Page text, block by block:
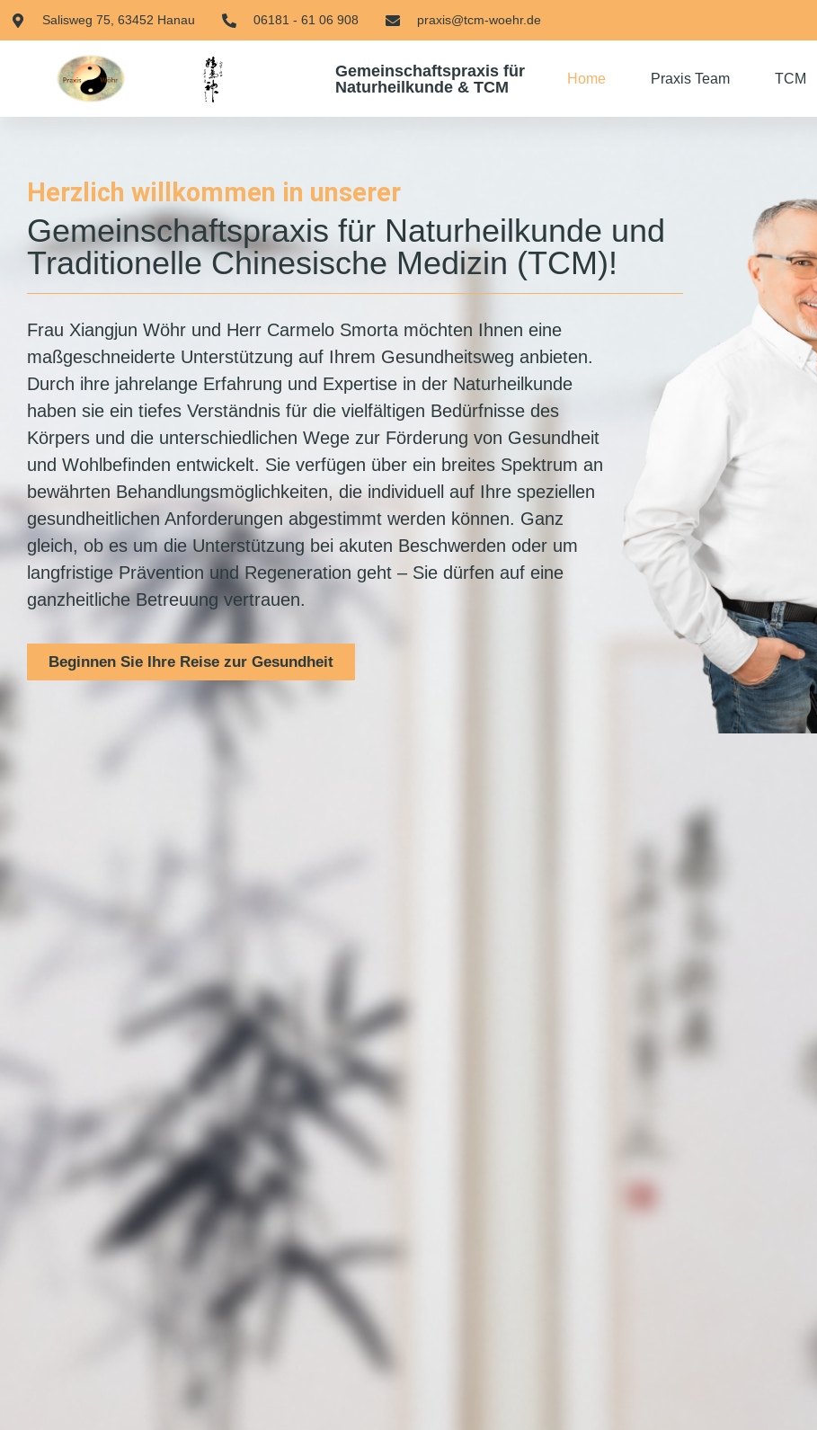
Salisweg 75, 63452 Hanau 06181 - 61 06 908 praxis@tcm-woehr.de
Gemeinschaftspraxis für
Naturheilkunde & TCM
Home Praxis Team TCM
Herzlich willkommen in unserer
Gemeinschaftspraxis für Naturheilkunde und
Traditionelle Chinesische Medizin (TCM)!
Frau Xiangjun Wöhr und Herr Carmelo Smorta möchten Ihnen eine
maßgeschneiderte Unterstützung auf Ihrem Gesundheitsweg anbieten.
Durch ihre jahrelange Erfahrung und Expertise in der Naturheilkunde
haben sie ein tiefes Verständnis für die vielfältigen Bedürfnisse des
Körpers und die unterschiedlichen Wege zur Förderung von Gesundheit
und Wohlbefinden entwickelt. Sie verfügen über ein breites Spektrum an
bewährten Behandlungsmöglichkeiten, die individuell auf Ihre speziellen
gesundheitlichen Anforderungen abgestimmt werden können. Ganz
gleich, ob es um die Unterstützung bei akuten Beschwerden oder um
langfristige Prävention und Regeneration geht – Sie dürfen auf eine
ganzheitliche Betreuung vertrauen.
Beginnen Sie Ihre Reise zur Gesundheit